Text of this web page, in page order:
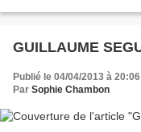
GUILLAUME
Publié le 04/04/2013 à 20:06
Par Sophie Chambon